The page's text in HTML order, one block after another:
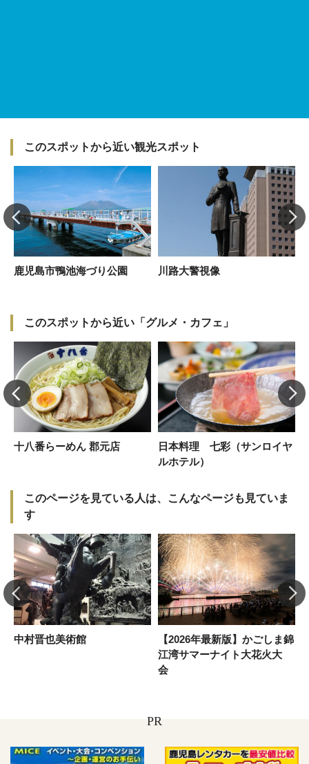
このスポットから近い観光スポット
鹿児島市鴨池海づり公園 川路大警視像
このスポットから近い「グルメ・カフェ」
十八番らーめん 郡元店
日本料理 七彩（サンロイヤ
ルホテル）
このページを見ている人は、こんなページも見ていま
す
中村晋也美術館
【2026年最新版】かごしま錦
江湾サマーナイト大花火大
会
PR